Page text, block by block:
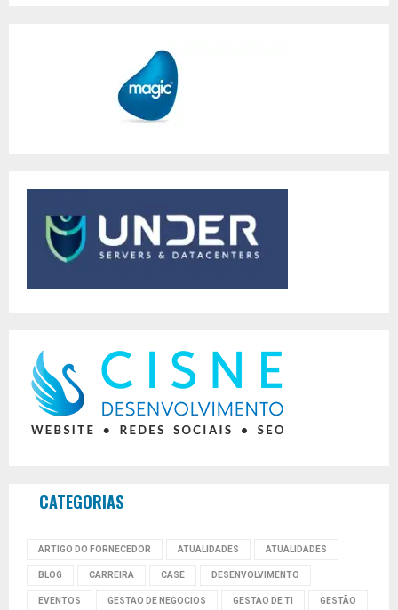
CATEGORIAS
ARTIGO DO FORNECEDOR ATUALIDADES ATUALIDADES
BLOG CARREIRA CASE DESENVOLVIMENTO
EVENTOS GESTAO DE NEGOCIOS GESTAO DE TI GESTÃO